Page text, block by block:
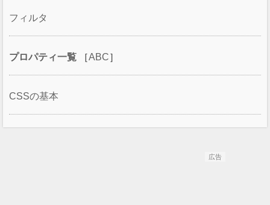
フィルタ
プロパティ一覧 ［ABC］
CSSの基本
広告